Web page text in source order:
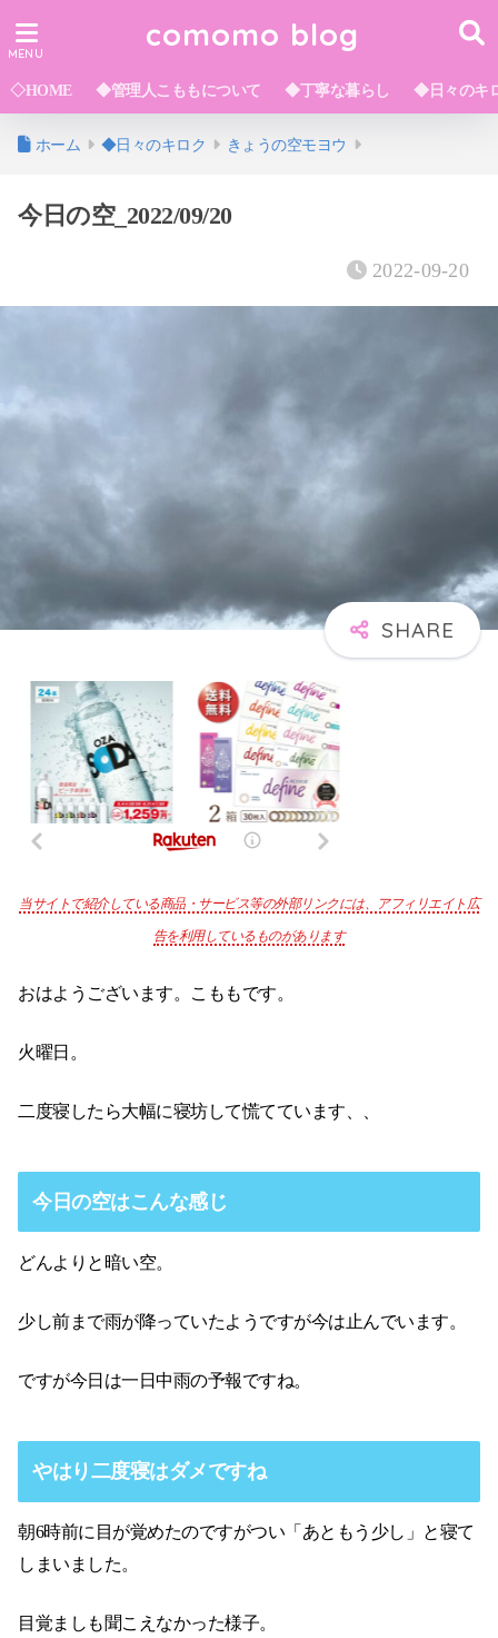
comomo blog
◇HOME ◆管理人こももについて ◆丁寧な暮らし ◆日々のキ
ホーム ◆日々のキロク きょうの空モヨウ
今日の空_2022/09/20
2022-09-20
当サイトで紹介している商品・サービス等の外部リンクには、アフィリエイト広
告を利用しているものがあります
おはようございます。こももです。
火曜日。
二度寝したら大幅に寝坊して慌てています、、
今日の空はこんな感じ
どんよりと暗い空。
少し前まで雨が降っていたようですが今は止んでいます。
ですが今日は一日中雨の予報ですね。
やはり二度寝はダメですね
朝6時前に目が覚めたのですがつい「あともう少し」と寝て
しまいました。
目覚ましも聞こえなかった様子。